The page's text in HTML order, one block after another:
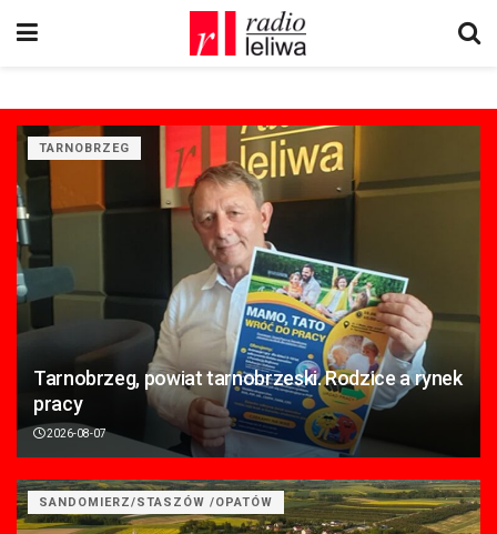
TARNOBRZEG
Tarnobrzeg, powiat tarnobrzeski. Rodzice a rynek
pracy
2026-08-07
SANDOMIERZ/STASZÓW /OPATÓW